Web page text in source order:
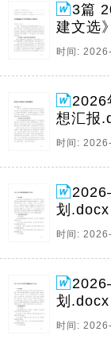
3篇
建文选
时间:
2026
想汇报
时间:
划.docx
时间:
划.docx
时间: